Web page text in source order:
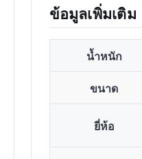
ข้อมูลเพิ่มเติม
น้ำหนัก
ขนาด
ยี่ห้อ